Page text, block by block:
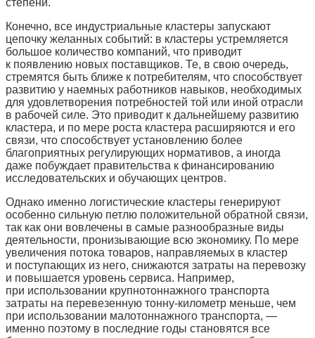
Конечно, все индустриальные кластеры запускают
цепочку желанных событий: в кластеры устремляется
большое количество компаний, что приводит
к появлению новых поставщиков. Те, в свою очередь,
стремятся быть ближе к потребителям, что способствует
развитию у наемных работников навыков, необходимых
для удо­влетворения потребностей той или иной отрасли
в рабочей силе. Это приводит к дальнейшему развитию
кластера, и по мере роста кластера расширяются и его
связи, что способствует установлению более
благоприятных регулирующих нормативов, а иногда
даже побуждает правительства к финансированию
исследовательских и обучающих центров.
Однако именно логистические кластеры генерируют
особенно сильную петлю положительной обратной связи,
так как они вовлечены в самые разнообразные виды
деятельности, пронизывающие всю экономику. По мере
увеличения потока товаров, направляемых в кластер
и поступающих из него, снижаются затраты на перевозку
и повышается уровень сервиса. Например,
при использовании крупнотоннажного транспорта
затраты на перевезенную тонну-километр меньше, чем
при использовании малотоннажного транспорта, —
именно поэтому в последние годы становятся все